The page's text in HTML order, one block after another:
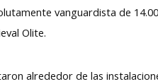
vanguardista de
Olite.
alrededor de las